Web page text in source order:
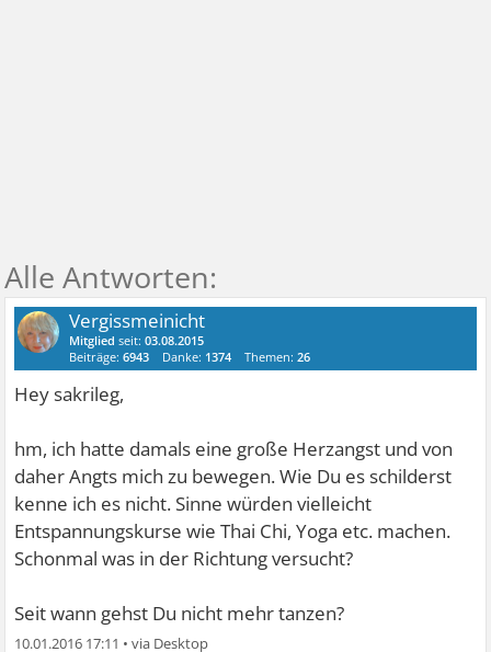
Vergissmeinicht
Mitglied seit:03.08.2015
Beiträge:6943 Danke: 1374 Themen:26
Hey sakrileg,
hm, ich hatte damals eine große Herzangst und von
daher Angts mich zu bewegen. Wie Du es schilderst
kenne ich es nicht. Sinne würden vielleicht
Entspannungskurse wie Thai Chi, Yoga etc. machen.
Schonmal was in der Richtung versucht?
Seit wann gehst Du nicht mehr tanzen?
10.01.2016 17:11 •